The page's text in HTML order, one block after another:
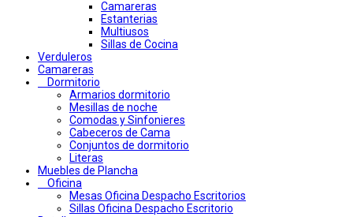
Camareras
Estanterias
Multiusos
Sillas de Cocina
Verduleros
Camareras
Dormitorio
Armarios dormitorio
Mesillas de noche
Comodas y Sinfonieres
Cabeceros de Cama
Conjuntos de dormitorio
Literas
Muebles de Plancha
Oficina
Mesas Oficina Despacho Escritorios
Sillas Oficina Despacho Escritorio